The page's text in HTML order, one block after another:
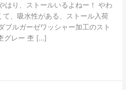
はり、ストールいるよねー！ やわ
て、吸水性がある、ストール入荷
ブルガーゼワッシャー加工のスト
グレー 杢 […]